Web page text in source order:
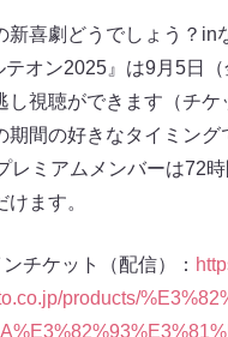
新喜劇どうでしょう？in
テオン2025』は9月5日
し視聴ができます（チケ
期間の好きなタイミング
レミアムメンバーは72
ます。
チケット（配信）：
products/